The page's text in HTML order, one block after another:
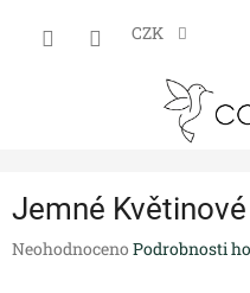
CZK
Jemné
Průměrné
Neohodnoceno Podrobnosti